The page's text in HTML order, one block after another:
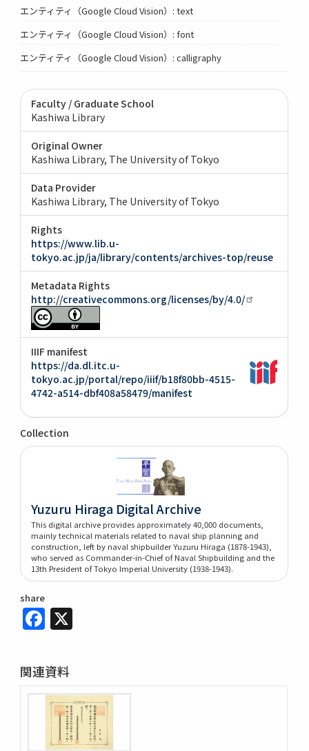
エンティティ（Google Cloud Vision）: text
エンティティ（Google Cloud Vision）: font
エンティティ（Google Cloud Vision）: calligraphy
Faculty / Graduate School
Kashiwa Library
Original Owner
Kashiwa Library, The University of Tokyo
Data Provider
Kashiwa Library, The University of Tokyo
Rights
https://www.lib.u-
tokyo.ac.jp/ja/library/contents/archives-top/reuse
Metadata Rights
http://creativecommons.org/licenses/by/4.0/
IIIF manifest
https://da.dl.itc.u-
tokyo.ac.jp/portal/repo/iiif/b18f80bb-4515-
4742-a514-dbf408a58479/manifest
Collection
Yuzuru Hiraga Digital Archive
This digital archive provides approximately 40,000 documents,
mainly technical materials related to naval ship planning and
construction, left by naval shipbuilder Yuzuru Hiraga (1878-1943),
who served as Commander-in-Chief of Naval Shipbuilding and the
13th President of Tokyo Imperial University (1938-1943).
share
Facebook
関連資料